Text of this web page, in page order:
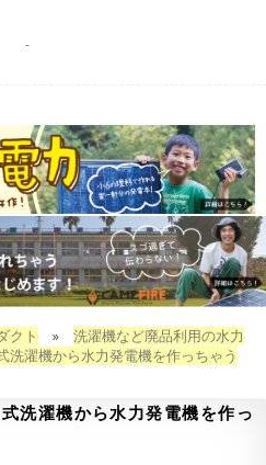
クト » 洗濯機など廃品利用の水力
洗濯機から水力発電機を作っちゃう
洗濯機から水力発電機を作っ